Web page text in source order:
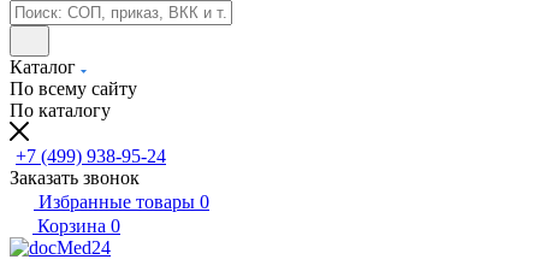
Каталог
По всему сайту
По каталогу
+7 (499) 938-95-24
Заказать звонок
Избранные товары 0
Корзина 0